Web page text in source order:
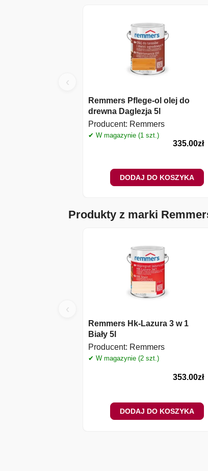
‹
Remmers Pflege-ol olej do
drewna Daglezja 5l
Producent: Remmers
✔ W magazynie (1 szt.)
335.00zł
DODAJ DO KOSZYKA
Produkty z marki
‹
Remmers Hk-Lazura 3 w 1
Biały 5l
Producent: Remmers
✔ W magazynie (2 szt.)
353.00zł
DODAJ DO KOSZYKA